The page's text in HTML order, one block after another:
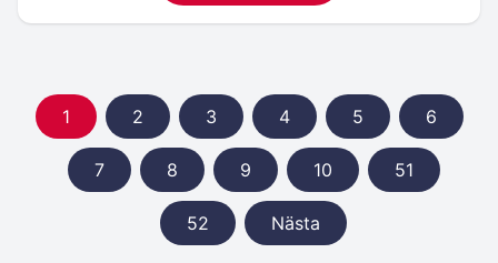
1 2 3 4 5 6
7 8 9 10 51
52 Nästa